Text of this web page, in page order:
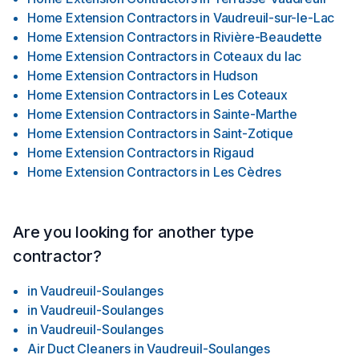
Home Extension Contractors in Vaudreuil-sur-le-Lac
Home Extension Contractors in Rivière-Beaudette
Home Extension Contractors in Coteaux du lac
Home Extension Contractors in Hudson
Home Extension Contractors in Les Coteaux
Home Extension Contractors in Sainte-Marthe
Home Extension Contractors in Saint-Zotique
Home Extension Contractors in Rigaud
Home Extension Contractors in Les Cèdres
Are you looking for another type
contractor?
in Vaudreuil-Soulanges
in Vaudreuil-Soulanges
in Vaudreuil-Soulanges
Air Duct Cleaners in Vaudreuil-Soulanges